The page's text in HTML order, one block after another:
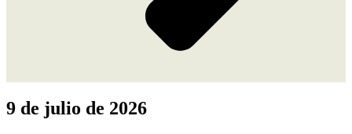
9 de julio de 2026